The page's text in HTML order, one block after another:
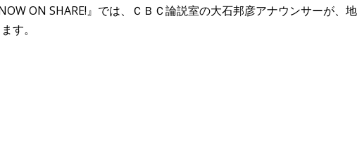
ON SHARE!』では、ＣＢＣ論説室の大石邦彦アナウンサーが、
す。